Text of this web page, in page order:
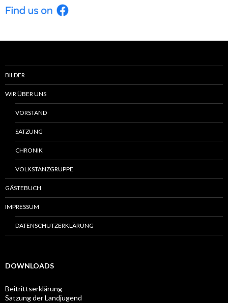
BILDER
WIR ÜBER UNS
VORSTAND
SATZUNG
CHRONIK
VOLKSTANZGRUPPE
GÄSTEBUCH
IMPRESSUM
DATENSCHUTZERKLÄRUNG
DOWNLOADS
Beitrittserklärung
Satzung der Landjugend